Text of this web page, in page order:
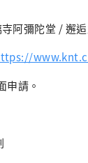
阿彌陀堂 / 邂
申請。